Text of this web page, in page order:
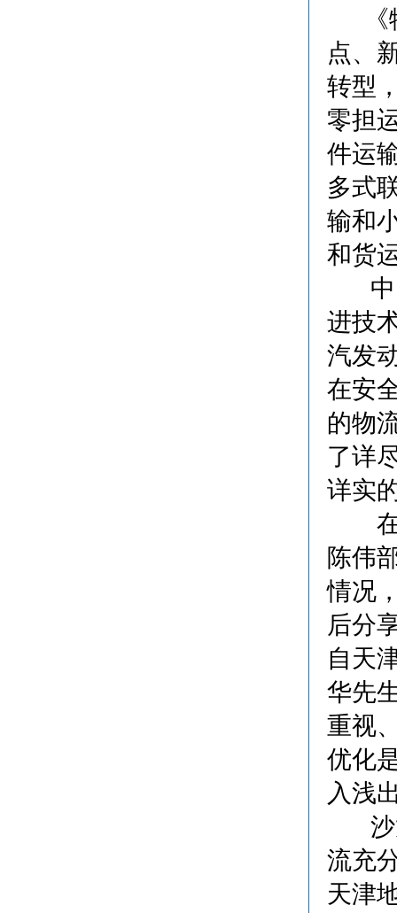
《
点、
转型
零担
件运
多式
输和
和货
中
进技
汽发
在安
的物
了详
详实
在
陈伟
情况
后分
自天
华先
重视
优化
入浅
沙
流充
天津